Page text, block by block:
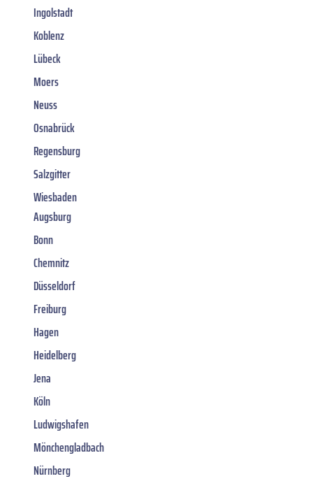
Ingolstadt
Koblenz
Lübeck
Moers
Neuss
Osnabrück
Regensburg
Salzgitter
Wiesbaden
Augsburg
Bonn
Chemnitz
Düsseldorf
Freiburg
Hagen
Heidelberg
Jena
Köln
Ludwigshafen
Mönchengladbach
Nürnberg